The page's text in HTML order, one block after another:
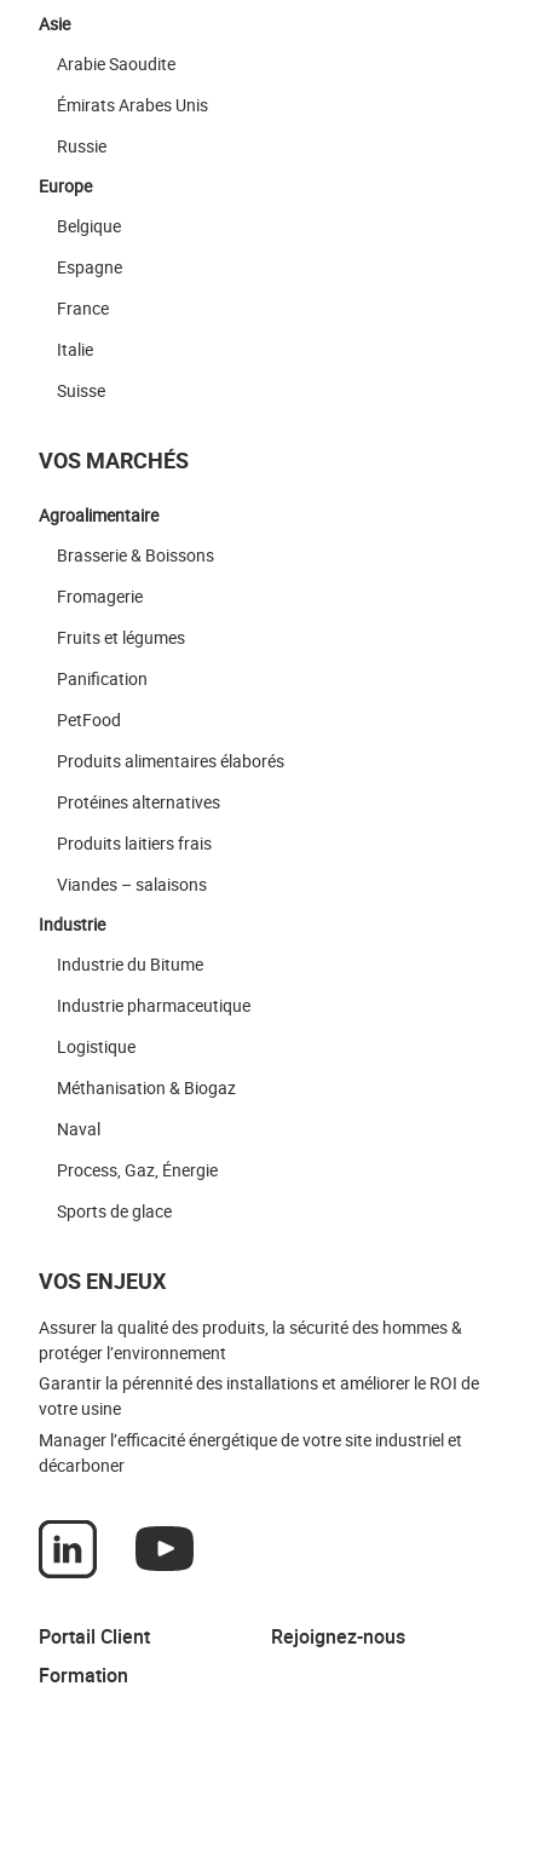
Asie
Arabie Saoudite
Émirats Arabes Unis
Russie
Europe
Belgique
Espagne
France
Italie
Suisse
VOS MARCHÉS
Agroalimentaire
Brasserie & Boissons
Fromagerie
Fruits et légumes
Panification
PetFood
Produits alimentaires élaborés
Protéines alternatives
Produits laitiers frais
Viandes – salaisons
Industrie
Industrie du Bitume
Industrie pharmaceutique
Logistique
Méthanisation & Biogaz
Naval
Process, Gaz, Énergie
Sports de glace
VOS ENJEUX
Assurer la qualité des produits, la sécurité des hommes &
protéger l’environnement
Garantir la pérennité des installations et améliorer le ROI de
votre usine
Manager l’efficacité énergétique de votre site industriel et
décarboner
Portail Client
Rejoignez-nous
Formation